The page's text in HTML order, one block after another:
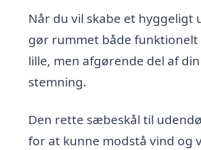
Når du vil skabe et
gør rummet både funktionelt
lille, men afgørende del af
stemning.
Den rette sæbeskål til
for at kunne modstå vind og